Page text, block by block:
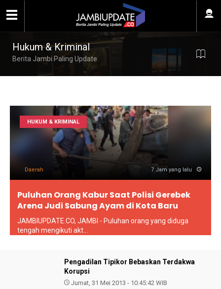
Hukum & Kriminal
Berita Jambi Paling Update
HUKUM & KRIMINAL
Daerah 7 Jam yang lalu
Puluhan Orang Kabur Saat Polisi Gerebek
Arena Judi Sabung Ayam di Kota Baru
JAMBIUPDATE.CO, JAMBI - Puluhan orang yang diduga
tengah mengikuti akt...
Pengadilan Tipikor Bebaskan Terdakwa
Korupsi
Jumat, 31 Mei 2013 - 10:45:42 WIB